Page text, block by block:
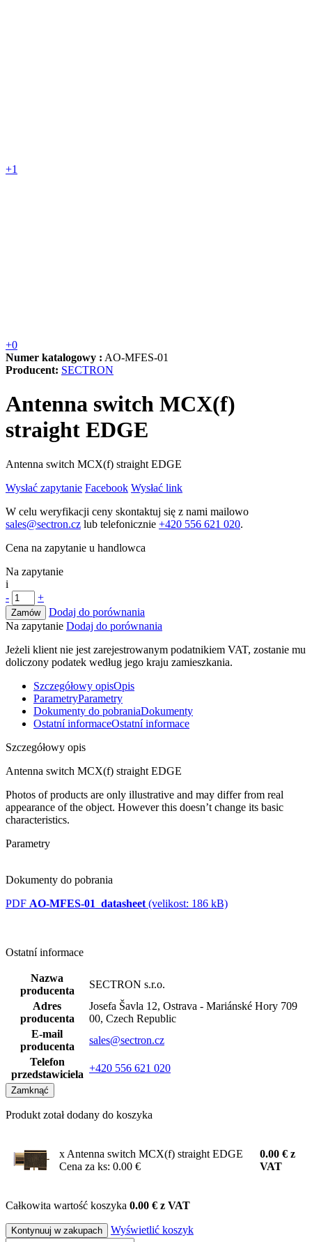
+1
+0
Numer katalogowy : AO-MFES-01
Producent: SECTRON
Antenna switch MCX(f)
straight EDGE
Antenna switch MCX(f) straight EDGE
Wysłać zapytanie Facebook Wysłać link
W celu weryfikacji ceny skontaktuj się z nami mailowo
sales@sectron.cz lub telefonicznie +420 556 621 020.
Cena na zapytanie u handlowca
Na zapytanie
i
-
+
Zamów
Dodaj do porównania
Na zapytanie Dodaj do porównania
Jeżeli klient nie jest zarejestrowanym podatnikiem VAT, zostanie mu
doliczony podatek według jego kraju zamieszkania.
Szczegółowy opisOpis
ParametryParametry
Dokumenty do pobraniaDokumenty
Ostatní informaceOstatní informace
Szczegółowy opis
Antenna switch MCX(f) straight EDGE
Photos of products are only illustrative and may differ from real
appearance of the object. However this doesn’t change its basic
characteristics.
Parametry
Dokumenty do pobrania
PDF AO-MFES-01_datasheet (velikost: 186 kB)
Ostatní informace
Nazwa
producenta
SECTRON s.r.o.
Adres
producenta
Josefa Šavla 12, Ostrava - Mariánské Hory 709
00, Czech Republic
E-mail
producenta
sales@sectron.cz
Telefon
przedstawiciela
+420 556 621 020
Zamknąć
Produkt zotał dodany do koszyka
x Antenna switch MCX(f) straight EDGE
Cena za ks: 0.00 €
0.00 € z
VAT
Całkowita wartość koszyka 0.00 € z VAT
Kontynuuj w zakupach Wyświetlić koszyk